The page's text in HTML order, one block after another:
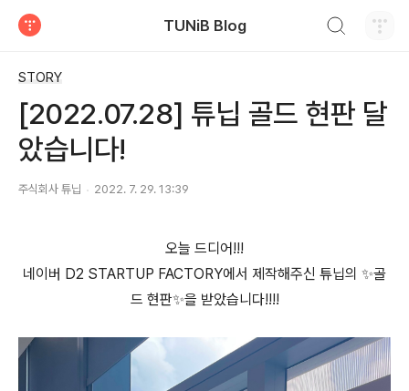
TUNiB Blog
STORY
[2022.07.28] 튜닙 골드 현판 달
았습니다!
주식회사 튜닙 2022. 7. 29. 13:39
오늘 드디어!!!
네이버 D2 STARTUP FACTORY에서 제작해주신 튜닙의 ✨골
드 현판✨을 받았습니다!!!!